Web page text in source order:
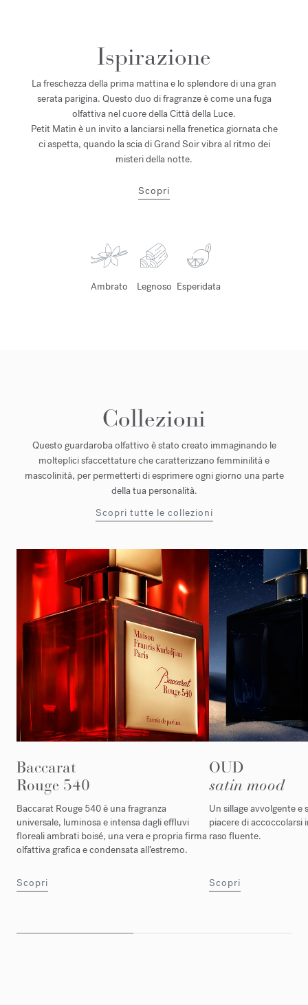
Ispirazione
La freschezza della prima mattina e lo splendore di una gran
serata parigina. Questo duo di fragranze è come una fuga
olfattiva nel cuore della Città della Luce.
Petit Matin è un invito a lanciarsi nella frenetica giornata che
ci aspetta, quando la scia di Grand Soir vibra al ritmo dei
misteri della notte.
Scopri
Ambrato Legnoso Esperidata
Collezioni
Questo guardaroba olfattivo è stato creato immaginando le
molteplici sfaccettature che caratterizzano femminilità e
mascolinità, per permetterti di esprimere ogni giorno una parte
della tua personalità.
Scopri tutte le collezioni
Baccarat
Rouge 540
Baccarat Rouge 540 è una fragranza
universale, luminosa e intensa dagli effluvi
floreali ambrati boisé, una vera e propria firma
olfattiva grafica e condensata all’estremo.
Scopri
OUD
satin mood
Un sillage avvolgente
piacere di accoccolarsi
raso fluente.
Scopri